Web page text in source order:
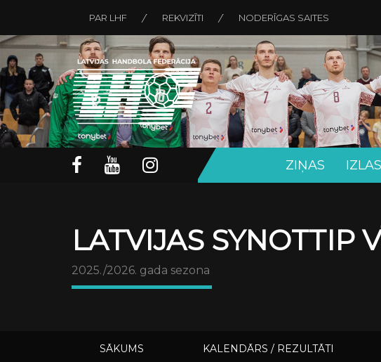
PAR LHF REKVIZĪTI NODERĪGAS SAITES
ZIŅAS
LATVIJAS SYNOTTIP
2025./2026. gada sezona
SĀKUMS KALENDĀRS / REZULTĀTI